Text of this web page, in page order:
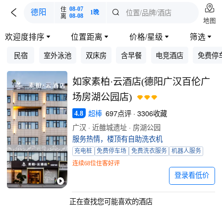
 德阳 住 08-07
离 08-08 1晚  位置/品牌/酒店 
地图
欢迎度排序  位置距离  价格/星级  筛选 
民宿 室外泳池 双床房 含早餐 电竞酒店 免费停
如家素柏·云酒店(德阳广汉百伦广
场房湖公园店)
4.8 超棒 697点评 · 3306收藏
广汉 · 近雒城遗址 · 房湖公园
服务热情，楼顶有自助洗衣机
充电桩 免费停车场 免费洗衣服务
机器人服务
连续68位住客好评
登录看低价
正在查找您可能喜欢的酒店